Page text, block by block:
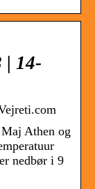
| 14-
Athen og
nedbør i 9